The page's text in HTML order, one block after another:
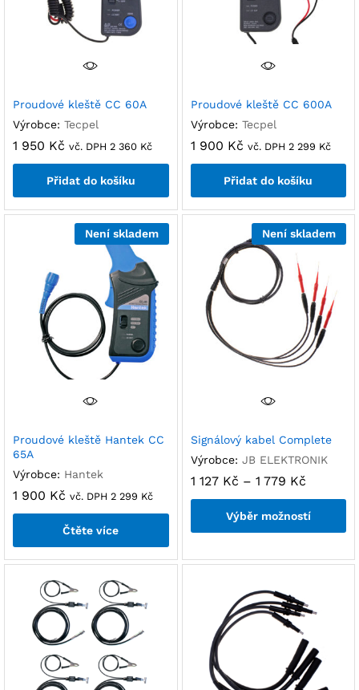
Proudové kleště CC 60A
Výrobce: Tecpel
1 950 Kč vč. DPH 2 360 Kč
Přidat do košíku
Proudové kleště CC 600A
Výrobce: Tecpel
1 900 Kč vč. DPH 2 299 Kč
Přidat do košíku
Není skladem
Proudové kleště Hantek CC
65A
Výrobce: Hantek
1 900 Kč vč. DPH 2 299 Kč
Čtěte více
Není skladem
Signálový kabel Complete
Výrobce: JB ELEKTRONIK
1 127 Kč – 1 779 Kč
Výběr možností